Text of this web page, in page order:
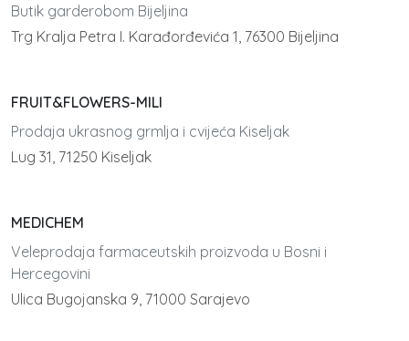
Butik garderobom Bijeljina
Trg Kralja Petra I. Karađorđevića 1, 76300 Bijeljina
FRUIT&FLOWERS-MILI
Prodaja ukrasnog grmlja i cvijeća Kiseljak
Lug 31, 71250 Kiseljak
MEDICHEM
Veleprodaja farmaceutskih proizvoda u Bosni i
Hercegovini
Ulica Bugojanska 9, 71000 Sarajevo